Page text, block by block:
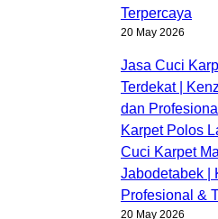
Terpercaya
20 May 2026
Jasa Cuci
Terdekat |
dan
Karpet Polos
Cuci Karpet
Jabodetabek |
Profesional &
20 May 2026